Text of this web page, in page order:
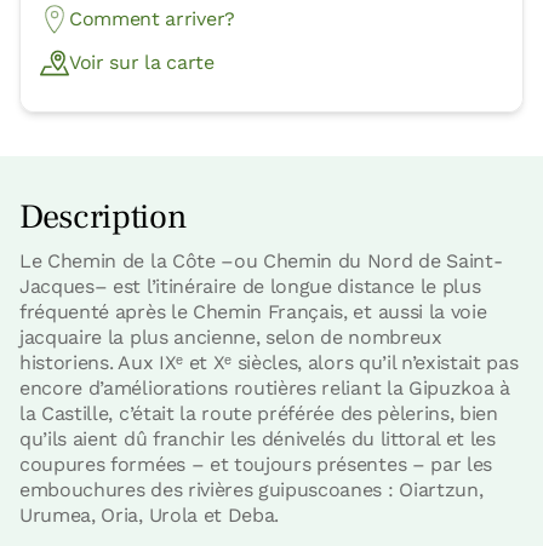
Comment arriver?
Voir sur la carte
Description
Le Chemin de la Côte –ou Chemin du Nord de Saint-
Jacques– est l’itinéraire de longue distance le plus
fréquenté après le Chemin Français, et aussi la voie
jacquaire la plus ancienne, selon de nombreux
historiens. Aux IXᵉ et Xᵉ siècles, alors qu’il n’existait pas
encore d’améliorations routières reliant la Gipuzkoa à
la Castille, c’était la route préférée des pèlerins, bien
qu’ils aient dû franchir les dénivelés du littoral et les
coupures formées – et toujours présentes – par les
embouchures des rivières guipuscoanes : Oiartzun,
Urumea, Oria, Urola et Deba.